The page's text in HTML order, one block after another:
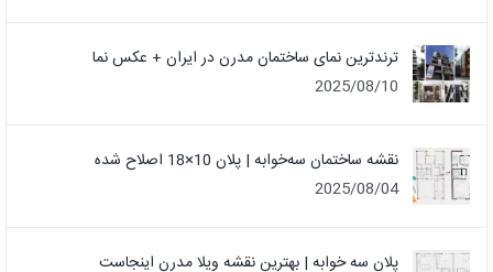
ترندترین نمای ساختمان مدرن در ایران + عکس نما
2025/08/10
نقشه ساختمان سه‌خوابه | پلان 10×18 اصلاح شده
2025/08/04
پلان سه خوابه | بهترین نقشه ویلا مدرن اینجاست